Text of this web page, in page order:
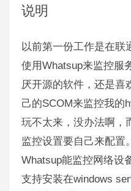
说明
以前第一份工作是在联
使用Whatsup来监控服
厌开源的软件，还是喜
己的SCOM来监控我的
玩不太来，没办法啊，
监控设置要自己来配置
Whatsup能监控网络设
支持安装在windows